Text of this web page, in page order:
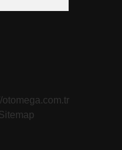
otomega.com.tr